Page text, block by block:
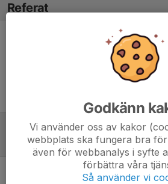
Referat
Inget referat skrivet
Tabell
J18 Division 1 Östra C
Godkänn
Vi använder oss av kakor
webbplats ska fungera bra för
även för webbanalys i syfte
förbättra våra
Så använder vi